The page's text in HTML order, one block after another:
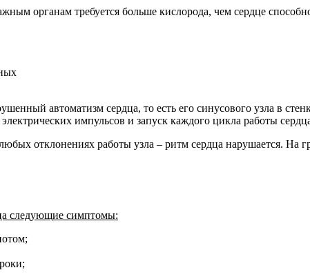
органам требуется больше кислорода, чем сердце
автоматизм сердца, то есть его синусового узла в
импульсов и запуск каждого цикла работы
отклонениях работы узла – ритм сердца нарушается.
следующие симптомы: